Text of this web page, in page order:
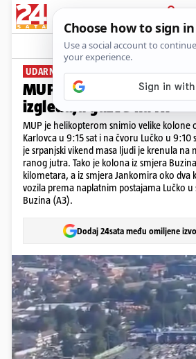
PRIJAVA
News
UDARNI VIKEND
MUP objavio snimke:
izgledaju gužve na A1
MUP je helikopterom snimio velike kolone
Karlovca u 9:15 sat i na čvoru Lučko u
je srpanjski vikend masa ljudi je krenula na
ranog jutra. Tako je kolona iz smjera
kilometara, a iz smjera Jankomira oko dva
vozila prema naplatnim postajama Lučko
Buzina (A3).
Dodaj 24sata među omiljene
Pokretanje videa...